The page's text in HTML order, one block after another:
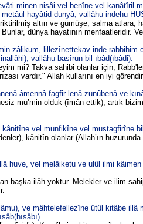
minen nisâi vel benîne vel kanâtîril
hayâtid dunyâ, vallâhu indehu
altın ve gümüşe, salma atlara,
dünya hayatının menfaatleridir.
zâlikum, lillezînettekav inde
vallâhu basîrun bil ıbâd(ıbâdi).
mi? Takva sahibi olanlar için,
vardır." Allah kullarını en iyi görendir.
âmennâ fagfir lenâ zunûbenâ ve
mü’min olduk (îmân ettik), artık
vel munfikîne vel mustagfirîne
kânitîn olanlar (Allah’ın
huve, vel melâiketu ve ulûl ilmi
başka ilâh yoktur. Melekler ve ilim
ve mâhtelefellezîne ûtûl kitâbe illâ